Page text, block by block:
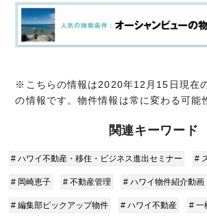
※こちらの情報は2020年12月15日現在
の情報です。物件情報は常に変わる可能
関連キーワード
# ハワイ不動産・移住・ビジネス進出セミナー #
# 岡崎恵子 # 不動産管理 # ハワイ物件紹介動画
# 編集部ピックアップ物件 # ハワイ不動産 # 一